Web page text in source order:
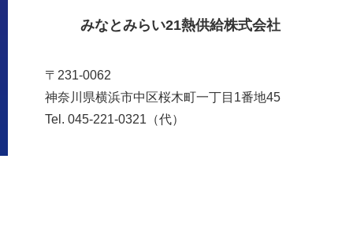
みなとみらい21熱供給株式会社
〒231-0062
神奈川県横浜市中区桜木町一丁目1番地45
Tel. 045-221-0321（代）